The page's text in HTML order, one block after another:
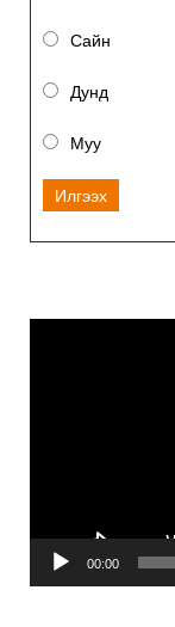
Сайн
Дунд
Муу
Илгээх
00:00